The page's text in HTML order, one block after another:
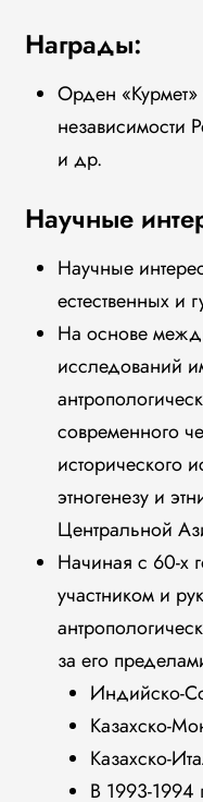
Награды:
Орден
независимости
и др.
Научные
Научные
естественных и
На основе
исследований
современного
исторического
этногенезу и
Центральной
Начиная с 60-х
участником и
за его
Индийско-
Казахско-
Казахско-
В 1993-1994